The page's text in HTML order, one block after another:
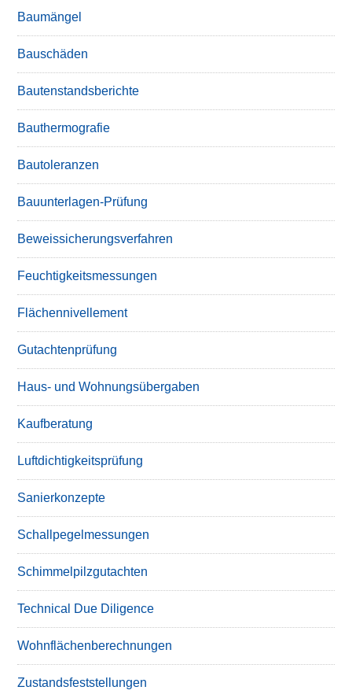
Baumängel
Bauschäden
Bautenstandsberichte
Bauthermografie
Bautoleranzen
Bauunterlagen-Prüfung
Beweissicherungsverfahren
Feuchtigkeitsmessungen
Flächennivellement
Gutachtenprüfung
Haus- und Wohnungsübergaben
Kaufberatung
Luftdichtigkeitsprüfung
Sanierkonzepte
Schallpegelmessungen
Schimmelpilzgutachten
Technical Due Diligence
Wohnflächenberechnungen
Zustandsfeststellungen